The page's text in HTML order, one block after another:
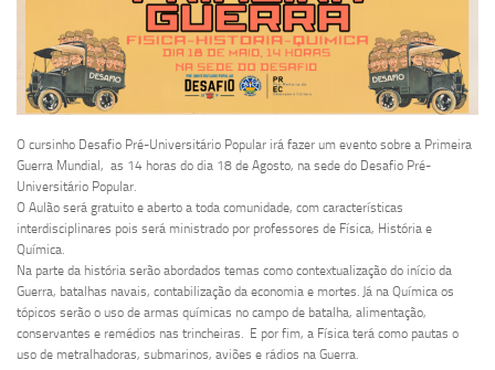
O cursinho Desafio Pré-Universitário Popular irá fazer um evento sobre a Primeira
Guerra Mundial, as 14 horas do dia 18 de Agosto, na sede do Desafio Pré-
Universitário Popular.
O Aulão será gratuito e aberto a toda comunidade, com características
interdisciplinares pois será ministrado por professores de Física, História e
Química.
Na parte da história serão abordados temas como contextualização do início da
Guerra, batalhas navais, contabilização da economia e mortes. Já na Química os
tópicos serão o uso de armas químicas no campo de batalha, alimentação,
conservantes e remédios nas trincheiras. E por fim, a Física terá como pautas o
uso de metralhadoras, submarinos, aviões e rádios na Guerra.